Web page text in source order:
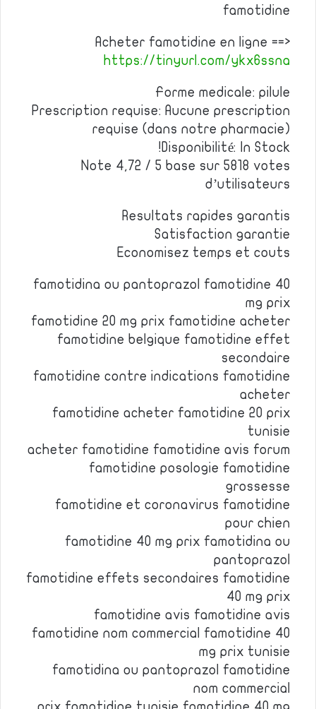
famotidine
Acheter famotidine en ligne ==>
https://tinyurl.com/ykx6ssna
Forme medicale: pilule
Prescription requise: Aucune prescription
requise (dans notre pharmacie)
Disponibilité: In Stock!
Note 4,72 / 5 base sur 5818 votes
d’utilisateurs
Resultats rapides garantis
Satisfaction garantie
Economisez temps et couts
famotidina ou pantoprazol famotidine 40
mg prix
famotidine 20 mg prix famotidine acheter
famotidine belgique famotidine effet
secondaire
famotidine contre indications famotidine
acheter
famotidine acheter famotidine 20 prix
tunisie
acheter famotidine famotidine avis forum
famotidine posologie famotidine
grossesse
famotidine et coronavirus famotidine
pour chien
famotidine 40 mg prix famotidina ou
pantoprazol
famotidine effets secondaires famotidine
40 mg prix
famotidine avis famotidine avis
famotidine nom commercial famotidine 40
mg prix tunisie
famotidina ou pantoprazol famotidine
nom commercial